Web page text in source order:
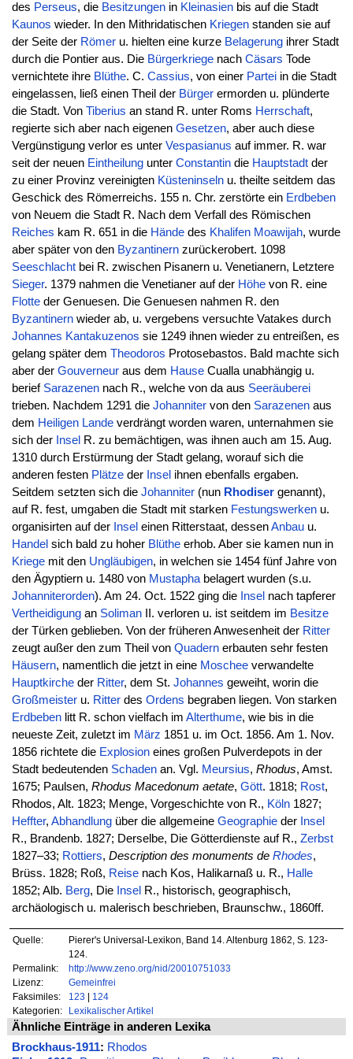
des Perseus, die Besitzungenin Kleinasienbis auf die Stadt
Kaunos wieder. In den Mithridatischen Kriegenstanden sie auf
der Seite der Römeru. hielten eine kurze Belagerungihrer Stadt
durch die Pontier aus. Die Bürgerkriegenach Cäsars Tode
vernichtete ihre Blüthe. C. Cassius, von einer Parteiin die Stadt
eingelassen, ließ einen Theil der Bürgerermorden u. plünderte
die Stadt. Von Tiberius an stand R. unter Roms Herrschaft,
regierte sich aber nach eigenen Gesetzen, aber auch diese
Vergünstigung verlor es unter Vespasianus auf immer. R. war
seit der neuen Eintheilungunter Constantindie Hauptstadtder
zu einer Provinz vereinigten Küsteninselnu. theilte seitdem das
Geschick des Römerreichs. 155 n. Chr. zerstörte ein Erdbeben
von Neuem die Stadt R. Nach dem Verfall des Römischen
Reiches kam R. 651 in die Händedes Khalifen Moawijah, wurde
aber später von den Byzantinernzurückerobert. 1098
Seeschlachtbei R. zwischen Pisanern u. Venetianern, Letztere
Sieger. 1379 nahmen die Venetianer auf der Höhevon R. eine
Flotteder Genuesen. Die Genuesen nahmen R. den
Byzantinernwieder ab, u. vergebens versuchte Vatakes durch
Johannes Kantakuzenos sie 1249 ihnen wieder zu entreißen, es
gelang später dem Theodoros Protosebastos. Bald machte sich
aber der Gouverneuraus dem HauseCualla unabhängig u.
berief Sarazenennach R., welche von da aus Seeräuberei
trieben. Nachdem 1291 die Johannitervon den Sarazenenaus
dem Heiligen Landeverdrängt worden waren, unternahmen sie
sich der Insel R. zu bemächtigen, was ihnen auch am 15. Aug.
1310 durch Erstürmung der Stadt gelang, worauf sich die
anderen festen Plätzeder Insel ihnen ebenfalls ergaben.
Seitdem setzten sich die Johanniter(nun Rhodisergenannt),
auf R. fest, umgaben die Stadt mit starken Festungswerkenu.
organisirten auf der Insel einen Ritterstaat, dessenAnbauu.
Handel sich bald zu hoher Blütheerhob. Aber sie kamen nun in
Kriegemit den Ungläubigen, in welchen sie 1454 fünf Jahre von
den Ägyptiern u. 1480 von Mustaphabelagert wurden (s.u.
Johanniterorden). Am 24. Oct. 1522 ging die Insel nach tapferer
Vertheidigungan SolimanII. verloren u. ist seitdem im Besitze
der Türken geblieben. Von der früheren Anwesenheit der Ritter
zeugt außer den zum Theil von Quadernerbauten sehr festen
Häusern, namentlich die jetzt in eine Moscheeverwandelte
Hauptkircheder Ritter, dem St. Johannes geweiht, worin die
Großmeisteru. Ritterdes Ordens begraben liegen. Von starken
Erdbebenlitt R. schon vielfach im Alterthume, wie bis in die
neueste Zeit, zuletzt im März 1851 u. im Oct. 1856. Am 1. Nov.
1856 richtete die Explosioneines großen Pulverdepots in der
Stadt bedeutenden Schadenan. Vgl. Meursius, Rhodus, Amst.
1675; Paulsen, Rhodus Macedonum aetate, Gött. 1818; Rost,
Rhodos, Alt. 1823; Menge, Vorgeschichte von R., Köln1827;
Heffter, Abhandlungüber die allgemeine Geographieder Insel
R., Brandenb. 1827; Derselbe, Die Götterdienste auf R., Zerbst
1827–33; Rottiers, Description des monuments de Rhodes,
Brüss. 1828; Roß, Reisenach Kos, Halikarnaß u. R., Halle
1852; Alb. Berg, Die Insel R., historisch, geographisch,
archäologisch u. malerisch beschrieben, Braunschw., 1860ff.
Quelle:
Pierer's Universal-Lexikon, Band 14. Altenburg 1862, S. 123-
124.
Permalink:
http://www.zeno.org/nid/20010751033
Lizenz:
Gemeinfrei
Faksimiles:
123 | 124
Kategorien:
Lexikalischer Artikel
Ähnliche Einträge in anderen Lexika
Brockhaus-1911: Rhodos